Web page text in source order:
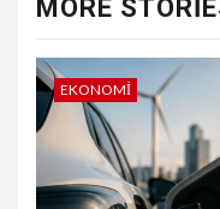
MORE
EKONOMI